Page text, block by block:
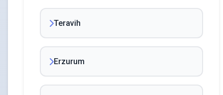
Teravih
Erzurum